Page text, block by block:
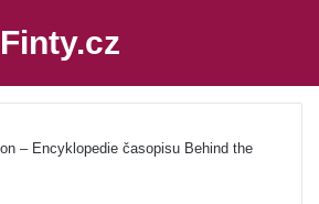
– Encyklopedie časopisu Behind the